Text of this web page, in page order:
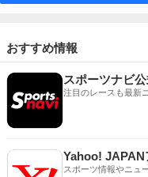
おすすめ情報
スポーツナビ
注目のレースも最新
Yahoo! JAPAN
スポーツ情報やニュ